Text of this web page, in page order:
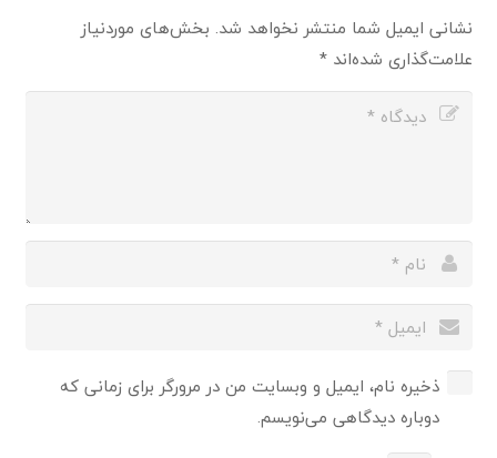
نشانی ایمیل شما منتشر نخواهد شد. بخش‌های موردنیاز
علامت‌گذاری شده‌اند*
ذخیره نام، ایمیل و وبسایت من در مرورگر برای زمانی که
دوباره دیدگاهی می‌نویسم.